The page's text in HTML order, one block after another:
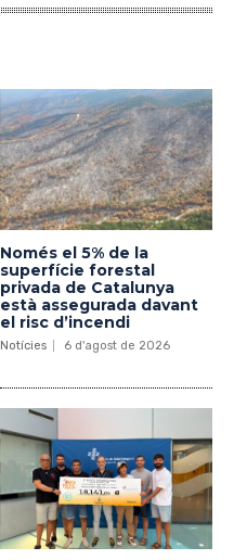
Només el 5% de la
superfície forestal
privada de Catalunya
està assegurada davant
el risc d’incendi
Notícies 6 d'agost de 2026